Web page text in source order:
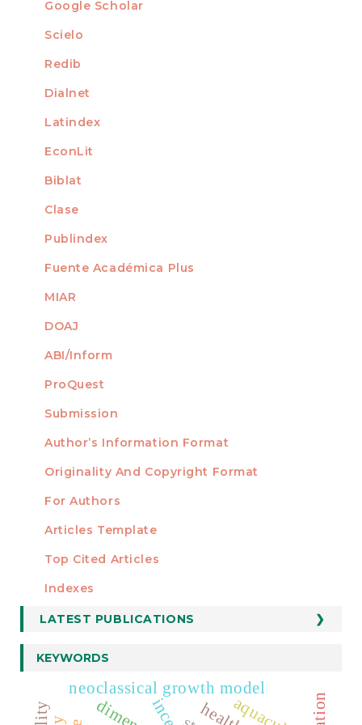
For Librarians
INDEXED AT
Google Scholar
Scielo
Redib
Dialnet
Latindex
EconLit
Biblat
Clase
Publindex
Fuente Académica Plus
MIAR
DOAJ
ABI/Inform
ProQuest
AUTHORS
Submission
Author’s Information Format
Originality And Copyright Format
For Authors
Articles Template
STATISTICS
Top Cited Articles
Indexes
LATEST PUBLICATIONS
KEYWORDS
neoclassical growth model